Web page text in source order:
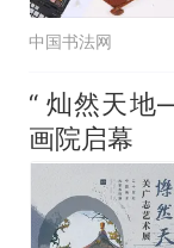
中国书法网
“ 灿然天
画院启幕